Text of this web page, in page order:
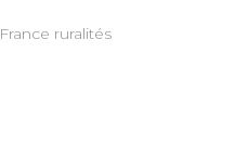
ruralités